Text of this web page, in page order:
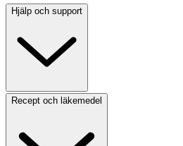
Hjälp och support
Recept och läkemedel